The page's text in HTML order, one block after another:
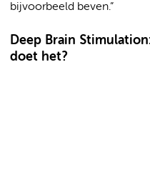
bijvoorbeeld beven.”
Deep Brain
doet het?